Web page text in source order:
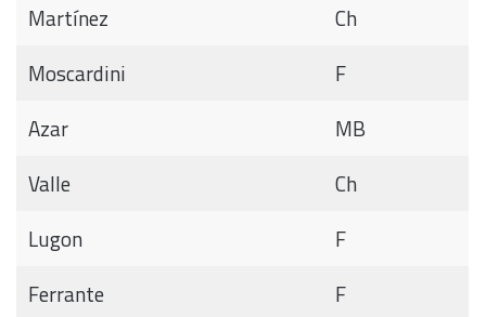
Martínez
Ch
Moscardini
F
Azar
MB
Valle
Ch
Lugon
F
Ferrante
F